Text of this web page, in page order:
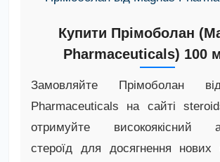
Купити Прімоболан
Pharmaceuticals) 100
Замовляйте Прімоболан
Pharmaceuticals на сайті
отримуйте високоякісний
стероїд для досягнення нових